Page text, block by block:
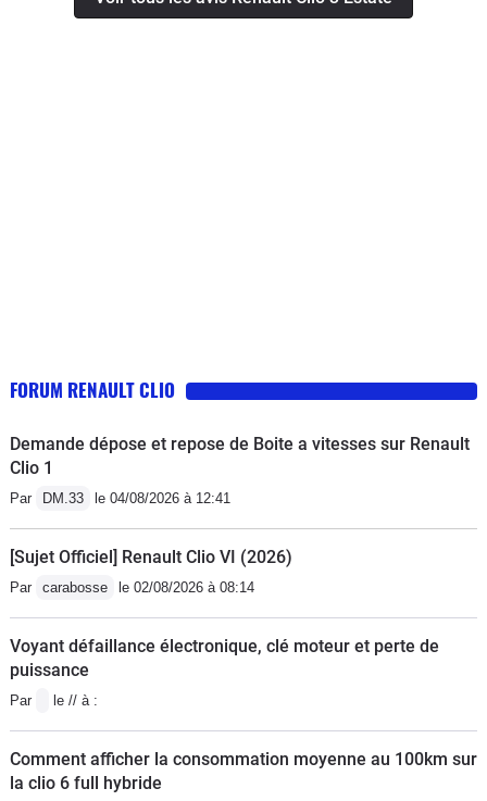
Je pense que RENAULT m'a vendu une voiture
FORUM RENAULT CLIO
Demande dépose et repose de Boite a vitesses sur Renault
Clio 1
Par DM.33 le 04/08/2026 à 12:41
[Sujet Officiel] Renault Clio VI (2026)
Par carabosse le 02/08/2026 à 08:14
Voyant défaillance électronique, clé moteur et perte de
puissance
Par le // à :
Comment afficher la consommation moyenne au 100km sur
la clio 6 full hybride